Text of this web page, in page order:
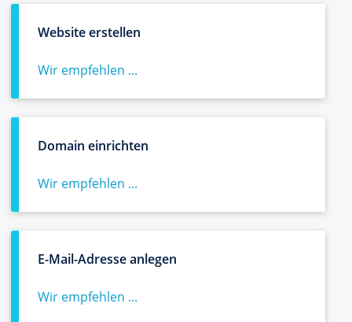
Website erstellen
Wir empfehlen ...
Domain einrichten
Wir empfehlen ...
E-Mail-Adresse anlegen
Wir empfehlen ...